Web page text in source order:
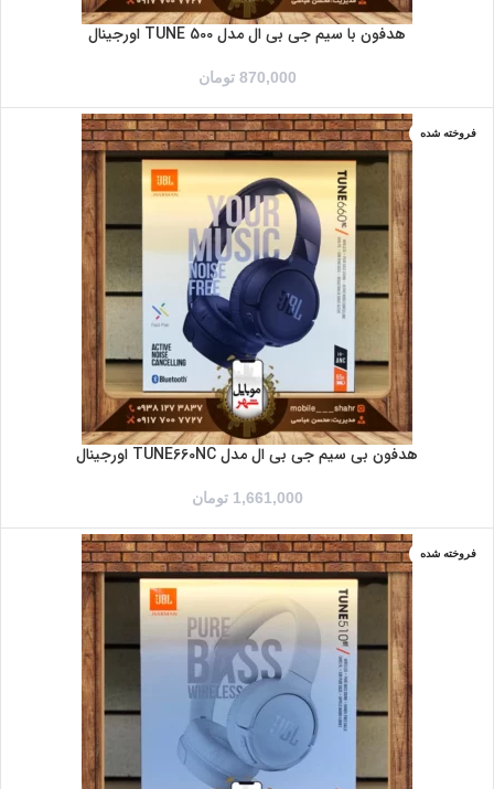
هدفون با سیم جی بی ال مدل TUNE 500 اورجینال
870,000 تومان
فروخته شده
هدفون بی سیم جی بی ال مدل TUNE660NC اورجینال
1,661,000 تومان
فروخته شده